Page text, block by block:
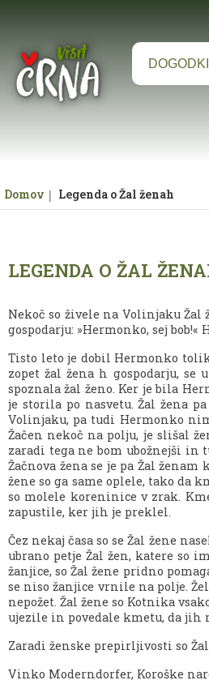
DOGODKI
Domov Legenda o Žal ženah
LEGENDA O ŽAL
Nekoč so živele na Volinjaku
gospodarju: »Hermonko, sej
Tisto leto je dobil Hermonko
zopet žal žena h gospodarju,
spoznala žal ženo. Ker je bila
je storila po nasvetu. Žal žena
Volinjaku, pa tudi Hermonko
Žačen nekoč na polju, je slišal
zaradi tega ne bom ubožnejši in
Žačnova žena se je pa Žal
žene so ga same oplele, tako da
so molele koreninice v zrak.
zapustile, ker jih je preklel.
Čez nekaj časa so se Žal žene
ubrano petje Žal žen, katere so
žanjice, so Žal žene pridno
se niso žanjice vrnile na polje.
nepožet. Žal žene so Kotnika
ujezile in povedale kmetu, da jih
Zaradi ženske prepirljivosti so
Vinko Moderndorfer, Koroške
Za pričetek iskanja